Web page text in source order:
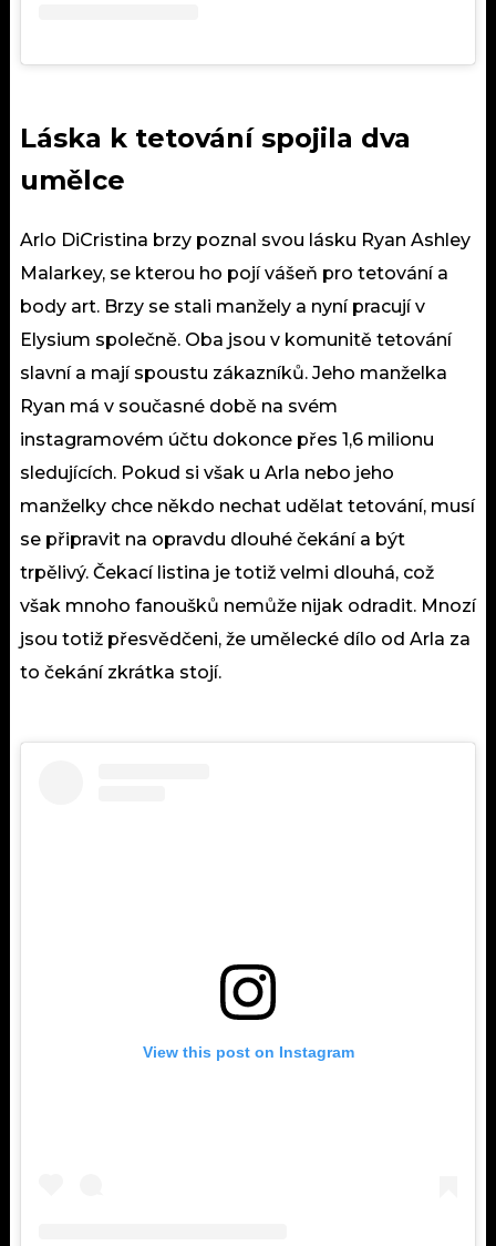
Láska k tetování spojila dva
umělce
Arlo DiCristina brzy poznal svou lásku Ryan Ashley
Malarkey, se kterou ho pojí vášeň pro tetování a
body art. Brzy se stali manžely a nyní pracují v
Elysium společně. Oba jsou v komunitě tetování
slavní a mají spoustu zákazníků. Jeho manželka
Ryan má v současné době na svém
instagramovém účtu dokonce přes 1,6 milionu
sledujících. Pokud si však u Arla nebo jeho
manželky chce někdo nechat udělat tetování, musí
se připravit na opravdu dlouhé čekání a být
trpělivý. Čekací listina je totiž velmi dlouhá, což
však mnoho fanoušků nemůže nijak odradit. Mnozí
jsou totiž přesvědčeni, že umělecké dílo od Arla za
to čekání zkrátka stojí.
View this post on Instagram